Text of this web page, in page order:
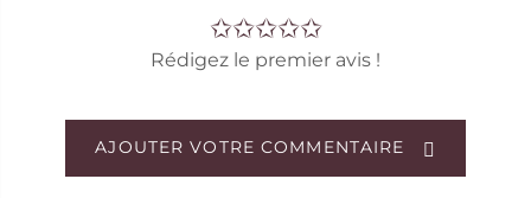
Rédigez le premier avis !
AJOUTER VOTRE COMMENTAIRE